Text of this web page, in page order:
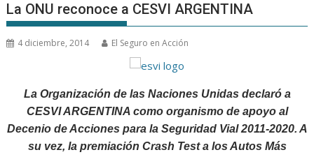
La ONU reconoce a CESVI ARGENTINA
4 diciembre, 2014 El Seguro en Acción
La Organización de las Naciones Unidas declaró a
CESVI ARGENTINA como organismo de apoyo al
Decenio de Acciones para la Seguridad Vial 2011-2020. A
su vez, la premiación Crash Test a los Autos Más